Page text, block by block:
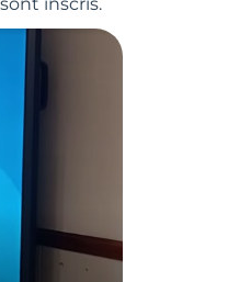
inscris.